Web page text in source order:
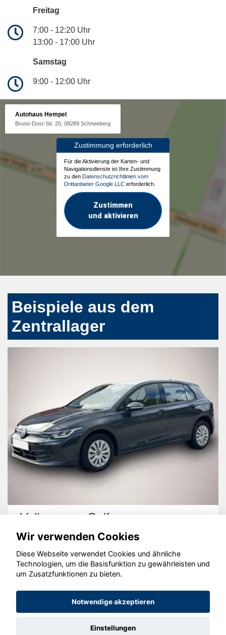
Freitag
7:00 - 12:20 Uhr
13:00 - 17:00 Uhr
Samstag
9:00 - 12:00 Uhr
Autohaus Hempel
Bruno-Dost-Str. 20, 08289 Schneeberg
Zustimmung erforderlich
Für die Aktivierung der Karten- und
Navigationsdienste ist Ihre Zustimmung
zu den Datenschutzrichtlinien vom
Drittanbieter Google LLC erforderlich.
Zustimmen
und aktivieren
Beispiele aus dem
Zentrallager
Volkswagen Passat Variant
© konjunkturmotor.de GmbH 2020 - 2026
Wir verwenden Cookies
Diese Webseite verwendet Cookies und ähnliche
Technologien, um die Basisfunktion zu gewährleisten und
um Zusatzfunktionen zu bieten.
Notwendige akzeptieren
Einstellungen